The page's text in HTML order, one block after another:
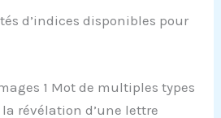
d’indices disponibles pour
1 Mot de multiples types
révélation d’une lettre